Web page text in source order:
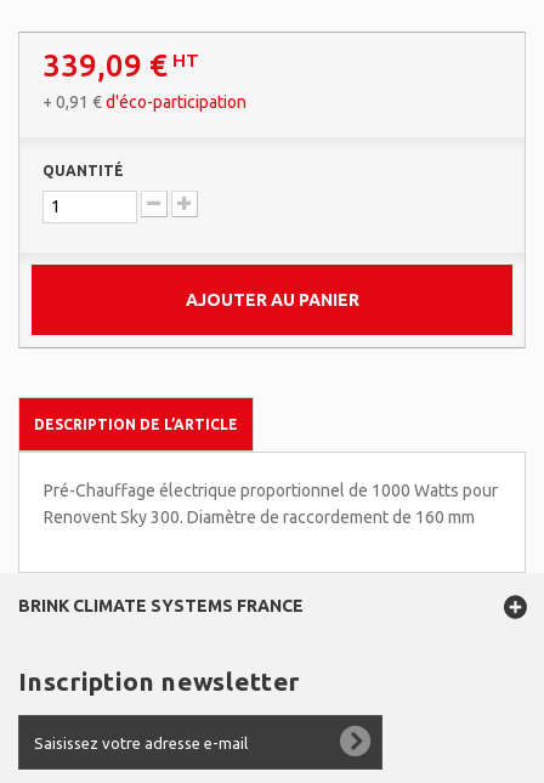
339,09 € HT
+ 0,91 €d'éco-participation
QUANTITÉ
AJOUTER AU PANIER
DESCRIPTION DE L’ARTICLE
Pré-Chauffage électrique proportionnel de 1000 Watts pour
Renovent Sky 300. Diamètre de raccordement de 160 mm
BRINK CLIMATE SYSTEMS FRANCE
Inscription newsletter